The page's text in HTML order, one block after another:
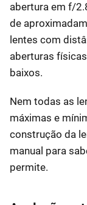
abertura em f/
de
lentes com
aberturas
baixos.
Nem todas as
máximas e
construção da
manual para
permite.